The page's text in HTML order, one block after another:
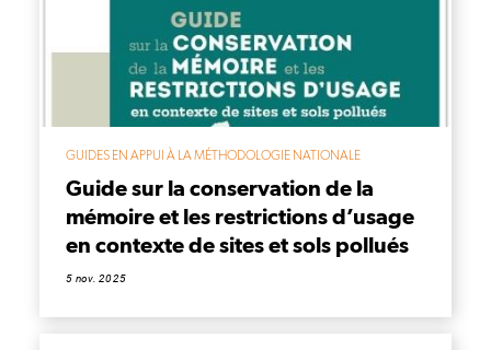
GUIDES EN APPUI À LA MÉTHODOLOGIE NATIONALE
Guide sur la conservation de la
mémoire et les restrictions d’usage
en contexte de sites et sols pollués
5 nov. 2025